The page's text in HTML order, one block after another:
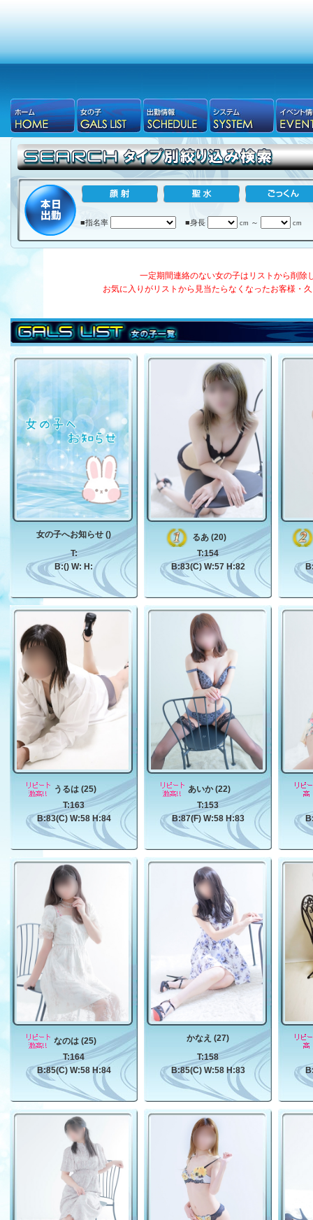
■指名率 ■身長 cm ～ cm
一定期間連絡のない女の子はリストから削除
お気に入りがリストから見当たらなくなったお客様・
女の子へお知らせ ()
T:
B:() W: H:
るあ (20)
T:154
B:83(C) W:57 H:82
うるは (25)
T:163
B:83(C) W:58 H:84
あいか (22)
T:153
B:87(F) W:58 H:83
なのは (25)
T:164
B:85(C) W:58 H:84
かなえ (27)
T:158
B:85(C) W:58 H:83